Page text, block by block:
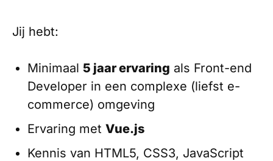
Jij hebt:
Minimaal 5 jaar ervaring als Front-end
Developer in een complexe (liefst e-
commerce) omgeving
Ervaring met Vue.js
Kennis van HTML5, CSS3, JavaScript